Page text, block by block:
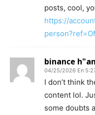
posts, cool,
https://
binance
04/25/2026 En
I don’t think
content lol.
some doubts